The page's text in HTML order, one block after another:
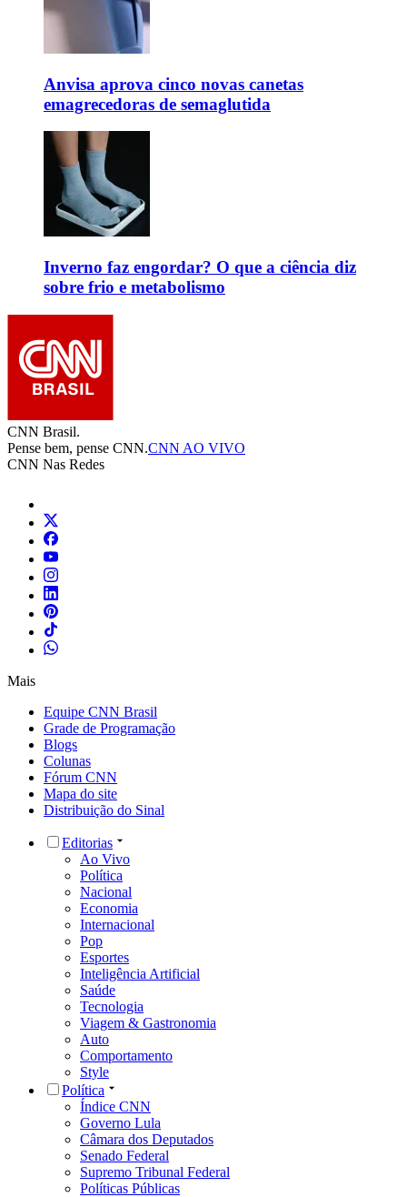
Anvisa aprova cinco novas canetas
emagrecedoras de semaglutida
Inverno faz engordar? O que a ciência diz
sobre frio e metabolismo
CNN Brasil.
Pense bem, pense CNN.CNN AO VIVO
CNN Nas Redes
Mais
Equipe CNN Brasil
Grade de Programação
Blogs
Colunas
Fórum CNN
Mapa do site
Distribuição do Sinal
Editorias
Ao Vivo
Política
Nacional
Economia
Internacional
Pop
Esportes
Inteligência Artificial
Saúde
Tecnologia
Viagem & Gastronomia
Auto
Comportamento
Style
Política
Índice CNN
Governo Lula
Câmara dos Deputados
Senado Federal
Supremo Tribunal Federal
Políticas Públicas